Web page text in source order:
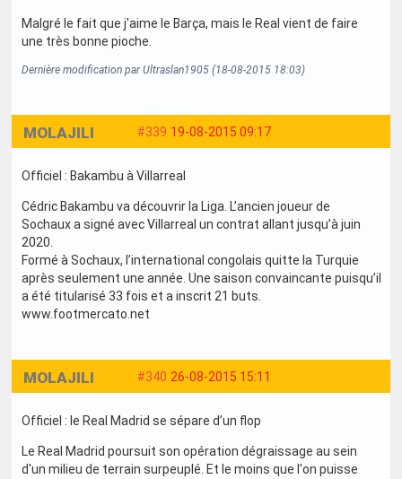
Malgré le fait que j'aime le Barça, mais le Real vient de faire
une très bonne pioche.
Dernière modification par Ultraslan1905 (18-08-2015 18:03)
#339 19-08-2015 09:17
MOLAJILI
Officiel : Bakambu à Villarreal
Cédric Bakambu va découvrir la Liga. L’ancien joueur de
Sochaux a signé avec Villarreal un contrat allant jusqu’à juin
2020.
Formé à Sochaux, l’international congolais quitte la Turquie
après seulement une année. Une saison convaincante puisqu’il
a été titularisé 33 fois et a inscrit 21 buts.
www.footmercato.net
#340 26-08-2015 15:11
MOLAJILI
Officiel : le Real Madrid se sépare d’un flop
Le Real Madrid poursuit son opération dégraissage au sein
d'un milieu de terrain surpeuplé. Et le moins que l'on puisse